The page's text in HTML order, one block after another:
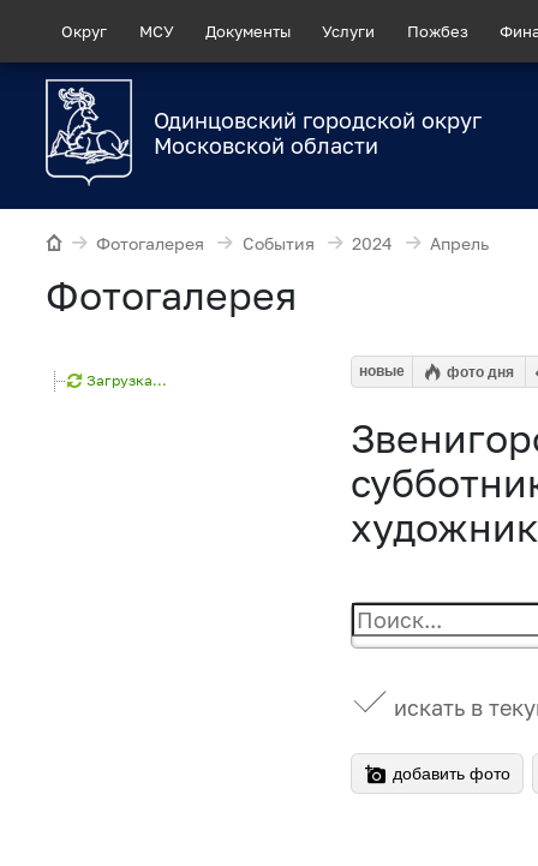
Округ МСУ Документы Услуги Пожбез
Одинцовский городской округ
Московской области
Фотогалерея События 2024 Апрель
Фотогалерея
Загрузка...
новые фото дня
искать в
добавить фото